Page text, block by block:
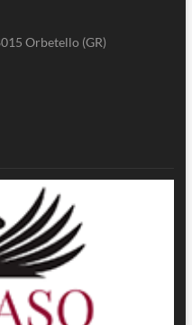
Orbetello (GR)